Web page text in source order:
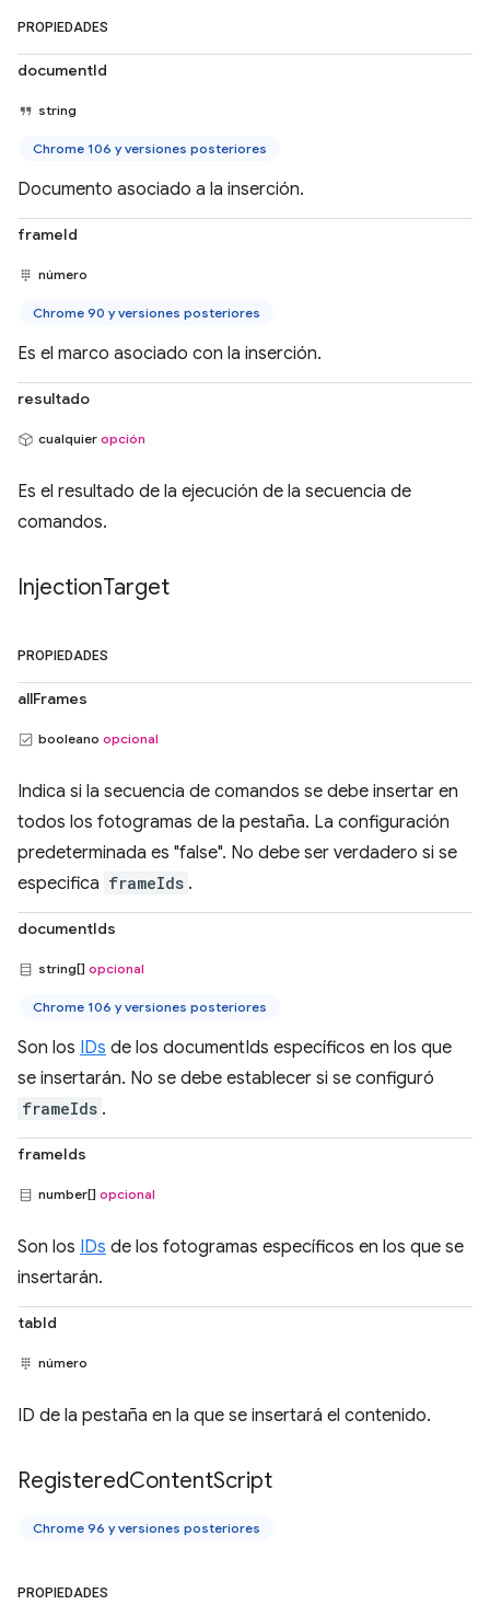
PROPIEDADES
documentId
string
Chrome 106 y versiones posteriores
Documento asociado a la inserción.
frameId
número
Chrome 90 y versiones posteriores
Es el marco asociado con la inserción.
resultado
cualquier opción
Es el resultado de la ejecución de la secuencia de
comandos.
InjectionTarget
PROPIEDADES
allFrames
booleano opcional
Indica si la secuencia de comandos se debe insertar en
todos los fotogramas de la pestaña. La configuración
predeterminada es "false". No debe ser verdadero si se
especifica frameIds .
documentIds
string[] opcional
Chrome 106 y versiones posteriores
Son los IDs de los documentIds específicos en los que
se insertarán. No se debe establecer si se configuró
frameIds .
frameIds
number[] opcional
Son los IDs de los fotogramas específicos en los que se
insertarán.
tabId
número
ID de la pestaña en la que se insertará el contenido.
RegisteredContentScript
Chrome 96 y versiones posteriores
PROPIEDADES